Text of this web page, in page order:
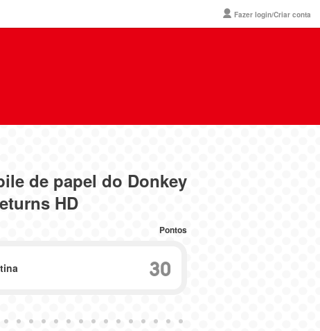
Fazer login/Criar conta
de papel do Donkey
HD
Pontos
30